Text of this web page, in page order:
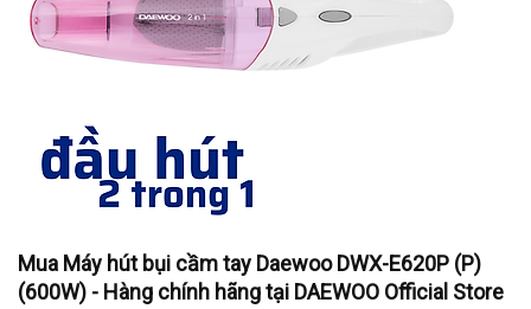
Mua Máy hút bụi cầm tay Daewoo DWX-E620P (P)
(600W) - Hàng chính hãng tại DAEWOO Official Store